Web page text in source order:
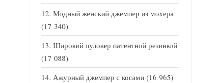
Модный женский джемпер из мохера
(17 340)
Широкий пуловер патентной резинкой
(17 088)
Ажурный джемпер с косами (16 965)